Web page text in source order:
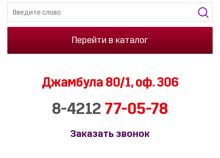
Перейти в каталог
Джамбула 80/1,оф. 306
8-4212 77-05-78
Заказать звонок